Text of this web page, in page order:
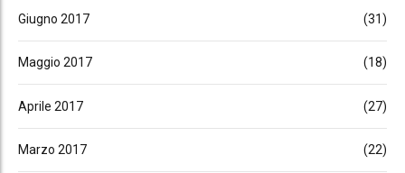
Giugno 2017 (31)
Maggio 2017 (18)
Aprile 2017 (27)
Marzo 2017 (22)